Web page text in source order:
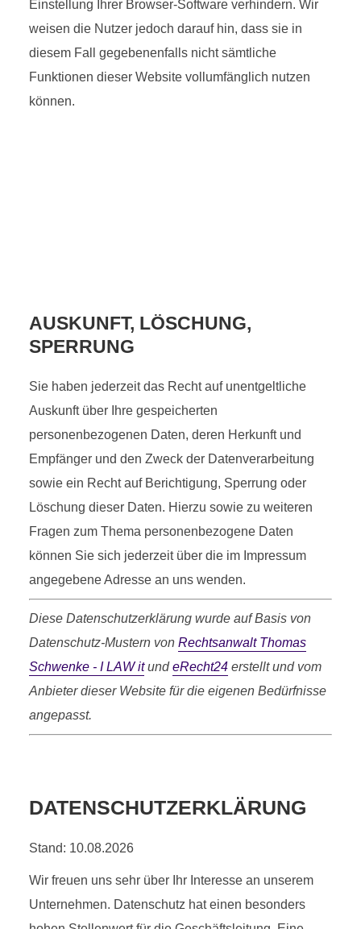
DATENSCHUTZ­
Einstellung Ihrer Browser-Software verhindern. Wir
weisen die Nutzer jedoch darauf hin, dass sie in
diesem Fall gegebenenfalls nicht sämtliche
Funktionen dieser Website vollumfänglich nutzen
können.
AUSKUNFT, LÖSCHUNG,
SPERRUNG
Sie haben jederzeit das Recht auf unentgeltliche
Auskunft über Ihre gespeicherten
personenbezogenen Daten, deren Herkunft und
Empfänger und den Zweck der Datenverarbeitung
sowie ein Recht auf Berichtigung, Sperrung oder
Löschung dieser Daten. Hierzu sowie zu weiteren
Fragen zum Thema personenbezogene Daten
können Sie sich jederzeit über die im Impressum
angegebene Adresse an uns wenden.
Diese Datenschutzerklärung wurde auf Basis von
Datenschutz-Mustern von Rechtsanwalt Thomas
Schwenke - I LAW itundeRecht24erstellt und vom
Anbieter dieser Website für die eigenen Bedürfnisse
angepasst.
DATENSCHUTZERKLÄRUNG
Stand: 10.08.2026
Wir freuen uns sehr über Ihr Interesse an unserem
Unternehmen. Datenschutz hat einen besonders